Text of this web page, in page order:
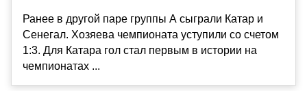
Ранее в другой паре группы A сыграли Катар и
Сенегал. Хозяева чемпионата уступили со счетом
1:3. Для Катара гол стал первым в истории на
чемпионатах ...